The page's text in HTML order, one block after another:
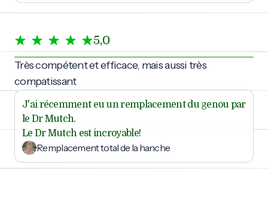
5,0
Très compétent et efficace, mais aussi très
compatissant
J'ai récemment eu un remplacement du genou par
le Dr Mutch.
Le Dr Mutch est incroyable!
Remplacement total de la hanche